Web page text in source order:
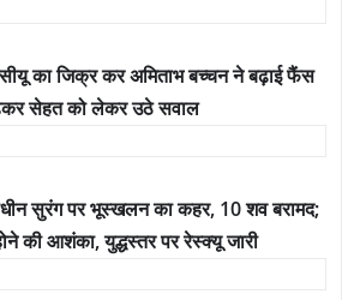
का जिक्र कर अमिताभ बच्चन ने बढ़ाई फैंस
सेहत को लेकर उठे सवाल
सुरंग पर भूस्खलन का कहर, 10 शव बरामद;
की आशंका, युद्धस्तर पर रेस्क्यू जारी